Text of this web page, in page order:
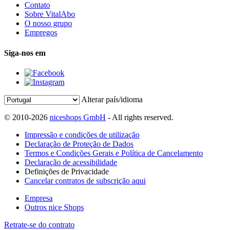
Contato
Sobre VitalAbo
O nosso grupo
Empregos
Siga-nos em
Alterar país/idioma
© 2010-2026 niceshops GmbH - All rights reserved.
Impressão e condições de utilização
Declaração de Proteção de Dados
Termos e Condições Gerais e Política de Cancelamento
Declaração de acessibilidade
Definições de Privacidade
Cancelar contratos de subscrição aqui
Empresa
Outros nice Shops
Retrate-se do contrato